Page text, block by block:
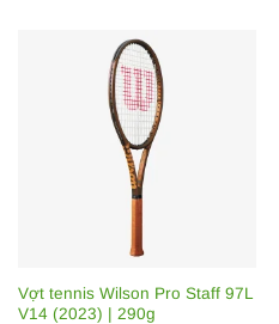
Vợt tennis Wilson Pro Staff 97L
V14 (2023) | 290g